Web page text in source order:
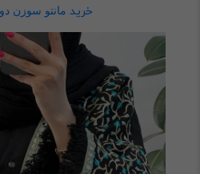
خرید مانتو سوزن